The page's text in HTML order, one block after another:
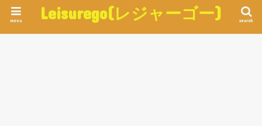
Leisurego(レジャーゴー) search
menu